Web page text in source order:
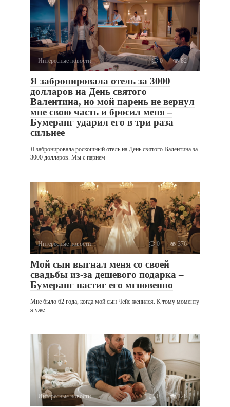
Интересные новости 0 82
Я забронировала отель за 3000
долларов на День святого
Валентина, но мой парень не вернул
мне свою часть и бросил меня –
Бумеранг ударил его в три раза
сильнее
Я забронировала роскошный отель на День святого Валентина за
3000 долларов. Мы с парнем
Интересные новости 0 376
Мой сын выгнал меня со своей
свадьбы из-за дешевого подарка –
Бумеранг настиг его мгновенно
Мне было 62 года, когда мой сын Чейс женился. К тому моменту
я уже
Интересные новости 0 128